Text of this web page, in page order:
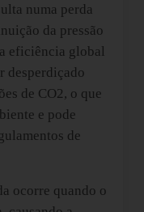
numa perda
da pressão
eficiência global
desperdiçado
de CO2, o que
e pode
de
ocorre quando o